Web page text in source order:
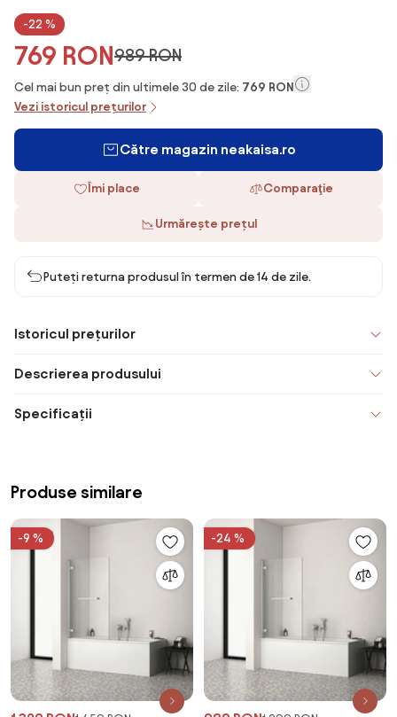
-22 %
769 RON989 RON
Cel mai bun preț din ultimele 30 de zile: 769 RON
Vezi istoricul prețurilor
Către magazin neakaisa.ro
Îmi place Comparaţie
Urmărește prețul
Puteți returna produsul în termen de 14 de zile.
Istoricul prețurilor
Descrierea produsului
Specificații
Produse similare
-9 % -24 %